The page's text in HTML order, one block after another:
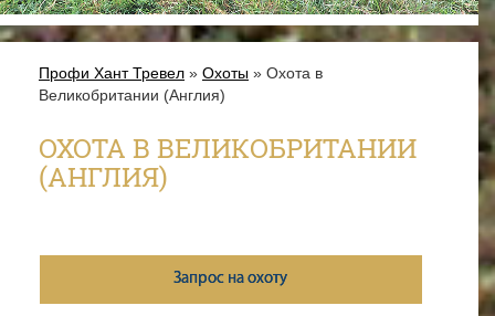
Профи Хант Тревел » Охоты » Охота в
Великобритании (Англия)
ОХОТА В ВЕЛИКОБРИТАНИИ
(АНГЛИЯ)
Запрос на охоту